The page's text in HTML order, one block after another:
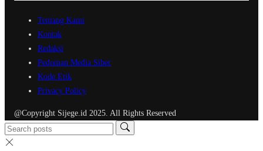
Tentang Kami
Kontak
Redaksi
Pedoman Media Siber
Kode Etik
Privacy Policy
@Copyright Sijege.id 2025. All Rights Reserved